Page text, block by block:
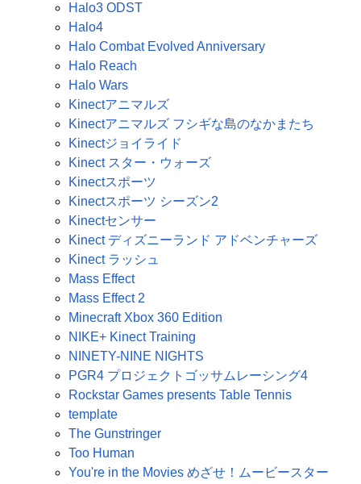
Halo3 ODST
Halo4
Halo Combat Evolved Anniversary
Halo Reach
Halo Wars
Kinectアニマルズ
Kinectアニマルズ フシギな島のなかまたち
Kinectジョイライド
Kinect スター・ウォーズ
Kinectスポーツ
Kinectスポーツ シーズン2
Kinectセンサー
Kinect ディズニーランド アドベンチャーズ
Kinect ラッシュ
Mass Effect
Mass Effect 2
Minecraft Xbox 360 Edition
NIKE+ Kinect Training
NINETY-NINE NIGHTS
PGR4 プロジェクトゴッサムレーシング4
Rockstar Games presents Table Tennis
template
The Gunstringer
Too Human
You're in the Movies めざせ！ムービースター